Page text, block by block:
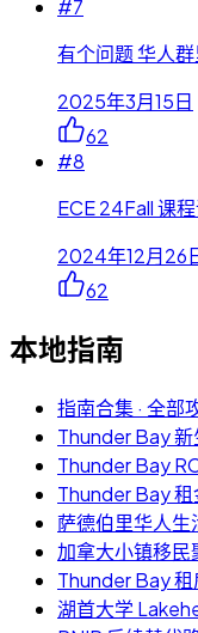
#7
有个问题 华人
2025年3月15日
62
#8
ECE 24Fall 课
2024年12月26
62
本地指南
指南合集 · 全部
Thunder Bay
Thunder Bay
Thunder Bay
萨德伯里华人生
加拿大小镇移民
Thunder Bay 租
湖首大学